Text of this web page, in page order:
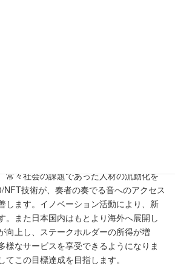
常々社会の課題であった人材の流動化を
技術が、奏者の奏でる音へのアクセス
します。イノベーション活動により、新
。また日本国内はもとより海外へ展開し
向上し、ステークホルダーの所得が増
様なサービスを享受できるようになりま
この目標達成を目指します。